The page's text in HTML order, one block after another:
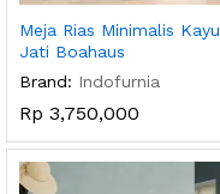
Meja Rias Minimalis Kayu
Jati Boahaus
Brand: Indofurnia
Rp 3,750,000